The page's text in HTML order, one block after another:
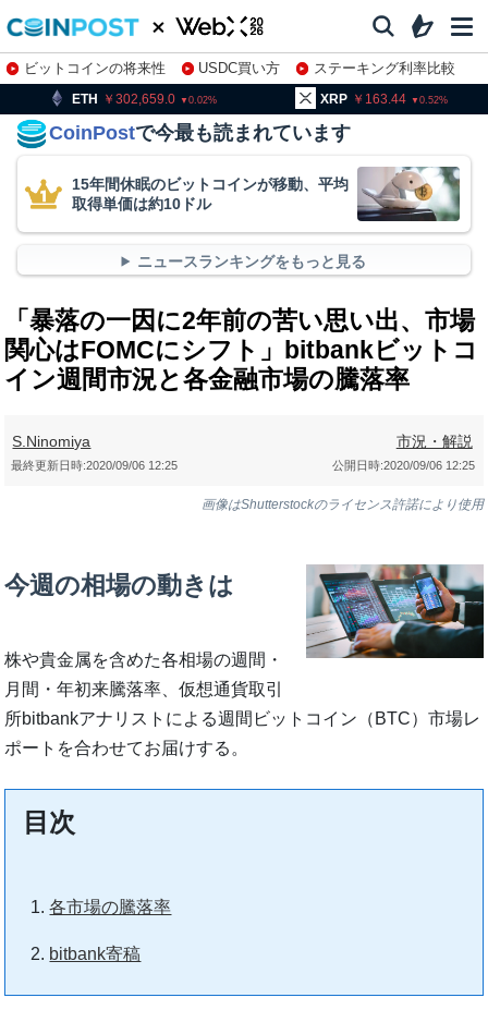
ビットコインの将来性 USDC買い方
ステーキング利率比較
株特集・関連銘柄
0.02 XRP 0.52 BNB
CoinPostで今最も読まれています
15年間休眠のビットコインが移動、平均
取得単価は約10ドル
ニュースランキングをもっと見る
「暴落の一因に2年前の苦い思い出、市場
関心はFOMCにシフト」bitbankビットコ
イン週間市況と各金融市場の騰落率
S.Ninomiya 市況・解説
公開日時:2020/09/06 12:25
最終更新日時:2020/09/06 12:25
画像はShutterstockのライセンス許諾により使用
今週の相場の動きは
株や貴金属を含めた各相場の週間・
月間・年初来騰落率、仮想通貨取引
所bitbankアナリストによる週間ビットコイン（BTC）市場レ
ポートを合わせてお届けする。
目次
各市場の騰落率
bitbank寄稿